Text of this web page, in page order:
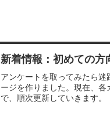
新着情報：初めての方
アンケートを取ってみたら
ージを作りました。現在、
で、順次更新していきます。